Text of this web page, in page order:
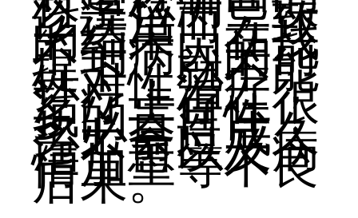
诊误治而导致
的结果。在找
不到病因的前
提下，就不能
针对性治疗，
治疗上存在很
多的盲目性，
势必会造成久
治不愈以及病
情加重等不良
后果。